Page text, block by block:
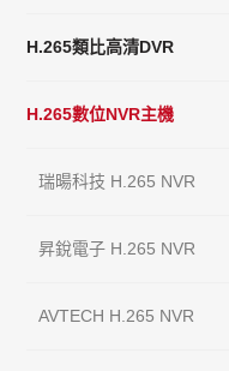
H.265類比高清DVR
H.265數位NVR主機
瑞暘科技 H.265 NVR
昇銳電子 H.265 NVR
AVTECH H.265 NVR